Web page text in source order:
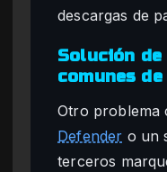
descargas de
Solución
comunes
Otro problema
Defender o un
terceros